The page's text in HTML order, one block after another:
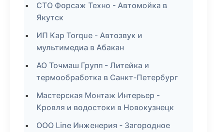
СТО Форсаж Техно - Автомойка в
Якутск
ИП Кар Torque - Автозвук и
мультимедиа в Абакан
АО Точмаш Групп - Литейка и
термообработка в Санкт-Петербург
Мастерская Монтаж Интерьер -
Кровля и водостоки в Новокузнецк
ООО Line Инженерия - Загородное